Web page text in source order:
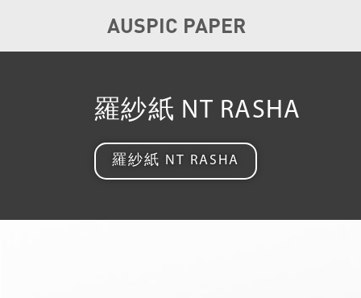
AUSPIC PAPER
羅紗紙 NT RASHA
羅紗紙 NT RASHA